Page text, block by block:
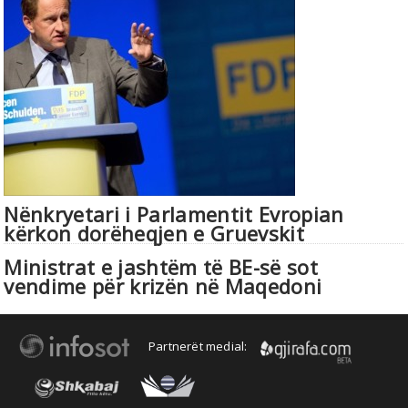
Nënkryetari i Parlamentit Evropian
kërkon dorëheqjen e Gruevskit
Ministrat e jashtëm të BE-së sot
vendime për krizën në Maqedoni
Partnerët medial: